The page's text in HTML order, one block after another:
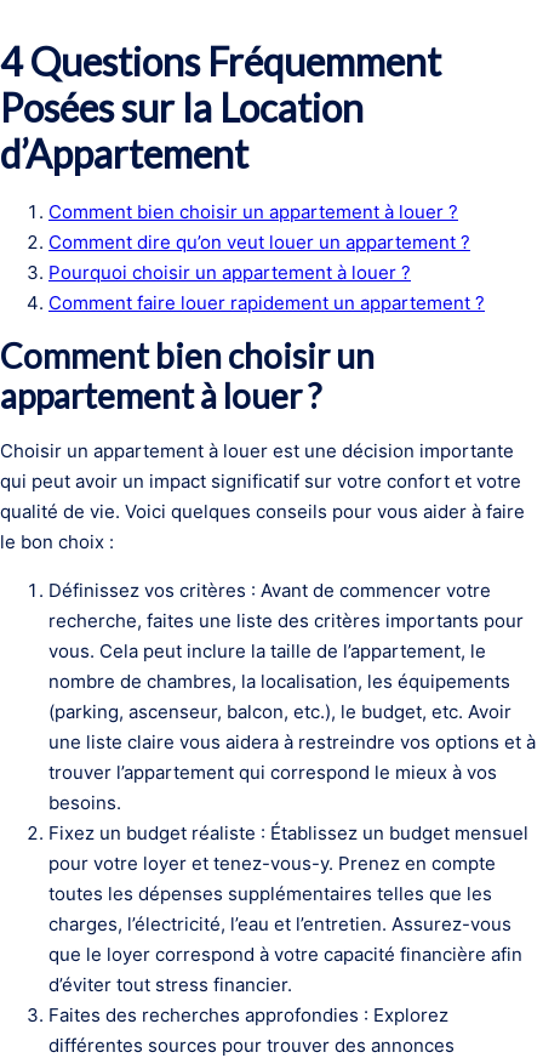
4 Questions Fréquemment
Posées sur la Location
d’Appartement
Comment bien choisir un appartement à louer ?
Comment dire qu’on veut louer un appartement ?
Pourquoi choisir un appartement à louer ?
Comment faire louer rapidement un appartement ?
Comment bien choisir un
appartement à louer ?
Choisir un appartement à louer est une décision importante
qui peut avoir un impact significatif sur votre confort et votre
qualité de vie. Voici quelques conseils pour vous aider à faire
le bon choix :
Définissez vos critères : Avant de commencer votre
recherche, faites une liste des critères importants pour
vous. Cela peut inclure la taille de l’appartement, le
nombre de chambres, la localisation, les équipements
(parking, ascenseur, balcon, etc.), le budget, etc. Avoir
une liste claire vous aidera à restreindre vos options et à
trouver l’appartement qui correspond le mieux à vos
besoins.
Fixez un budget réaliste : Établissez un budget mensuel
pour votre loyer et tenez-vous-y. Prenez en compte
toutes les dépenses supplémentaires telles que les
charges, l’électricité, l’eau et l’entretien. Assurez-vous
que le loyer correspond à votre capacité financière afin
d’éviter tout stress financier.
Faites des recherches approfondies : Explorez
différentes sources pour trouver des annonces